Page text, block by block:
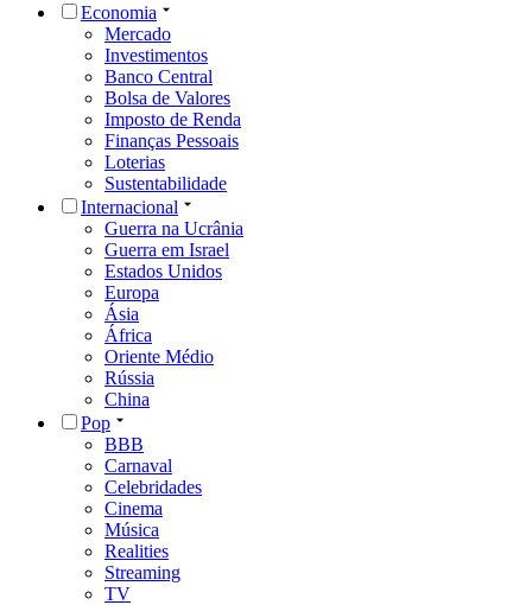
Economia
Mercado
Investimentos
Banco Central
Bolsa de Valores
Imposto de Renda
Finanças Pessoais
Loterias
Sustentabilidade
Internacional
Guerra na Ucrânia
Guerra em Israel
Estados Unidos
Europa
Ásia
África
Oriente Médio
Rússia
China
Pop
BBB
Carnaval
Celebridades
Cinema
Música
Realities
Streaming
TV